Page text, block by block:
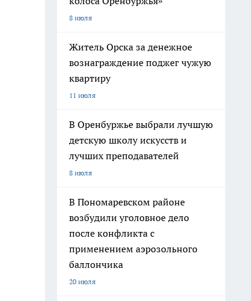
8 июля
Житель Орска за денежное
вознаграждение поджег чужую
квартиру
11 июля
В Оренбуржье выбрали лучшую
детскую школу искусств и
лучших преподавателей
8 июля
В Пономаревском районе
возбудили уголовное дело
после конфликта с
применением аэрозольного
баллончика
20 июля